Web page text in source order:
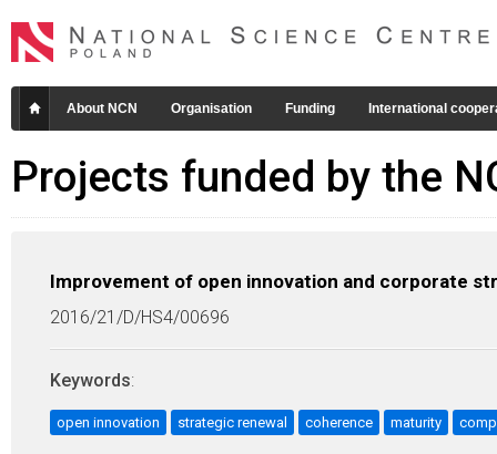
About NCN Organisation Funding International
Projects funded by the
Improvement of open innovation and corporate
2016/21/D/HS4/00696
Keywords:
open innovation strategic renewal coherence maturity